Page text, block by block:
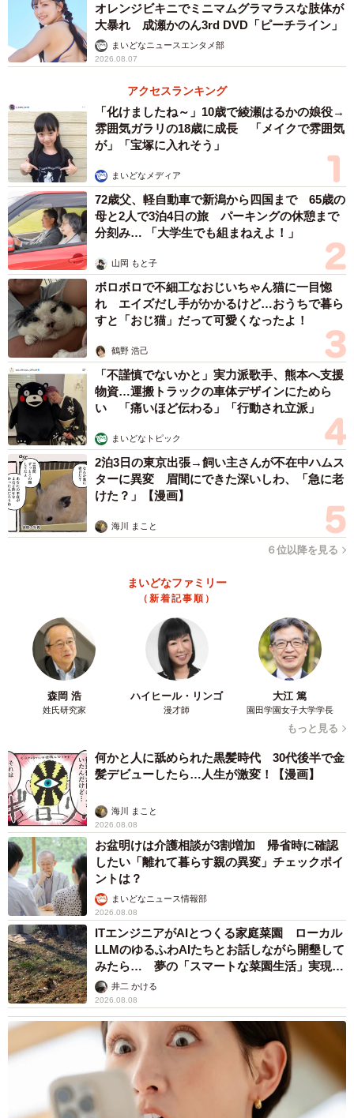
オレンジビキニでミニマムグラマラスな肢体が
大暴れ 成瀬かのん3rd DVD「ピーチライン」
まいどなニュースエンタメ部
2026.08.07
アクセスランキング
「化けましたね～」10歳で綾瀬はるかの娘役→
雰囲気ガラリの18歳に成長 「メイクで雰囲気
が」「宝塚に入れそう」
まいどなメディア
72歳父、軽自動車で新潟から四国まで 65歳の
母と2人で3泊4日の旅 パーキングの休憩まで
分刻み… 「大学生でも組まねえよ！」
山岡 もと子
ボロボロで不細工なおじいちゃん猫に一目惚
れ エイズだし手がかかるけど…おうちで暮ら
すと「おじ猫」だって可愛くなったよ！
鶴野 浩己
「不謹慎でないかと」実力派歌手、熊本へ支援
物資…運搬トラックの車体デザインにためら
い 「痛いほど伝わる」「行動され立派」
まいどなトピック
2泊3日の東京出張→飼い主さんが不在中ハムス
ターに異変 眉間にできた深いしわ、「急に老
けた？」【漫画】
海川 まこと
６位以降を見る
まいどなファミリー
（新着記事順）
森岡 浩
姓氏研究家
ハイヒール・リンゴ
漫才師
大江 篤
園田学園女子大学学長
もっと見る
何かと人に舐められた黒髪時代 30代後半で金
髪デビューしたら…人生が激変！【漫画】
海川 まこと
2026.08.08
お盆明けは介護相談が3割増加 帰省時に確認
したい「離れて暮らす親の異変」チェックポイ
ントは？
まいどなニュース情報部
2026.08.08
ITエンジニアがAIとつくる家庭菜園 ローカル
LLMのゆるふわAIたちとお話しながら開墾して
みたら… 夢の「スマートな菜園生活」実現な
るか井二 かける
2026.08.08